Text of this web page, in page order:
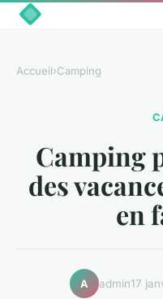
Accueil›Camping
Camping
des
en
A admin17